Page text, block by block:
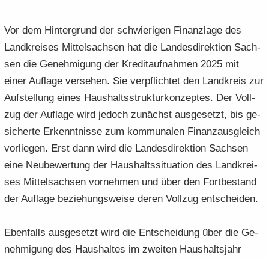
Vor dem Hin­ter­grund der schwie­ri­gen Fi­nanz­la­ge des
Land­krei­ses Mit­tel­sach­sen hat die Lan­des­di­rek­ti­on Sach­
sen die Ge­neh­mi­gung der Kre­dit­auf­nah­men 2025 mit
einer Auf­la­ge ver­se­hen. Sie ver­pflich­tet den Land­kreis zur
Auf­stel­lung eines Haus­halts­struk­tur­kon­zep­tes. Der Voll­
zug der Auf­la­ge wird je­doch zu­nächst aus­ge­setzt, bis ge­
si­cher­te Er­kennt­nis­se zum kom­mu­na­len Fi­nanz­aus­gleich
vor­lie­gen. Erst dann wird die Lan­des­di­rek­ti­on Sach­sen
eine Neu­be­wer­tung der Haus­halts­si­tua­ti­on des Land­krei­
ses Mit­tel­sach­sen vor­neh­men und über den Fort­be­stand
der Auf­la­ge be­zie­hungs­wei­se deren Voll­zug ent­schei­den.
Eben­falls aus­ge­setzt wird die Ent­schei­dung über die Ge­
neh­mi­gung des Haus­hal­tes im zwei­ten Haus­halts­jahr